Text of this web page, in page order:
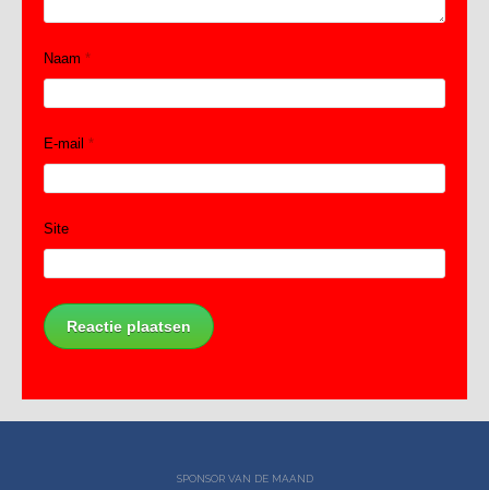
Naam *
E-mail *
Site
SPONSOR VAN DE MAAND